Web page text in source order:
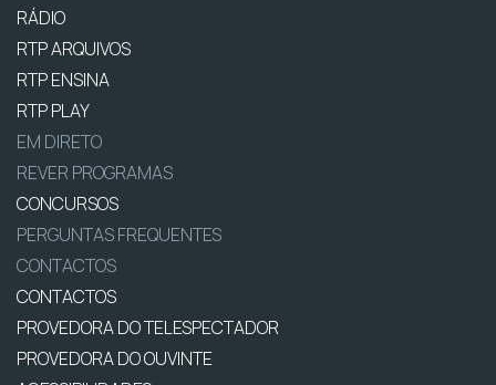
RÁDIO
RTP ARQUIVOS
RTP ENSINA
RTP PLAY
EM DIRETO
REVER PROGRAMAS
CONCURSOS
PERGUNTAS FREQUENTES
CONTACTOS
CONTACTOS
PROVEDORA DO TELESPECTADOR
PROVEDORA DO OUVINTE